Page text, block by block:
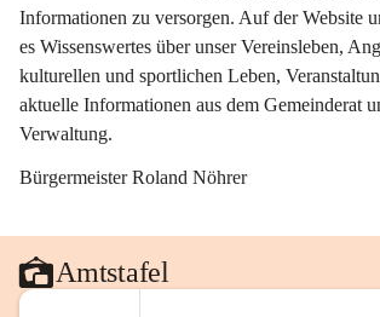
Informationen zu versorgen. Auf der Website
es Wissenswertes über unser Vereinsleben,
kulturellen und sportlichen Leben,
aktuelle Informationen aus dem Gemeinderat
Verwaltung.
Bürgermeister Roland Nöhrer
Amtstafel